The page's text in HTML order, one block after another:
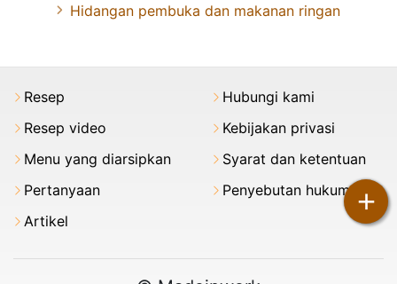
+
Hidangan pembuka dan makanan ringan
Resep
Resep video
Menu yang diarsipkan
Pertanyaan
Artikel
Hubungi kami
Kebijakan privasi
Syarat dan ketentuan
Penyebutan hukum